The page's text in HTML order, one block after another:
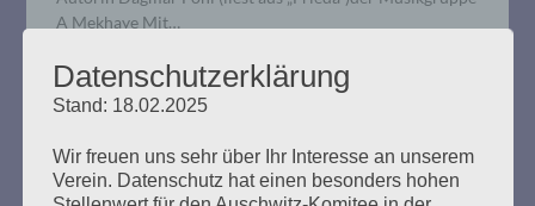
A Mekhaye Mit…
Datenschutzerklärung
Stand: 18.02.2025
Wir freuen uns sehr über Ihr Interesse an unserem
Verein. Datenschutz hat einen besonders hohen